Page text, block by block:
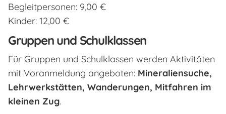
Begleitpersonen: 9,00 €
Kinder: 12,00 €
Gruppen und Schulklassen
Für Gruppen und Schulklassen werden Aktivitäten
mit Voranmeldung angeboten: Mineraliensuche,
Lehrwerkstätten, Wanderungen, Mitfahren im
kleinen Zug.